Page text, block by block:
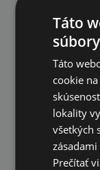
na všetky
99 %
Táto
Táto
cookie
lokality
všetkých
Prečítať